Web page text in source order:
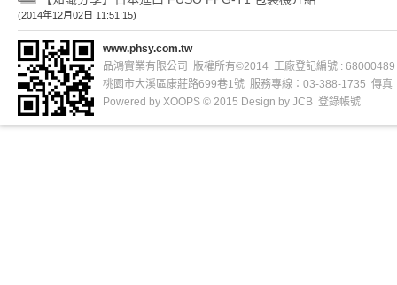
(2014年12月02日 11:51:15)
www.phsy.com.tw
品鴻實業有限公司 版權所有©2014 工廠登記編號 : 68000489
桃園市大溪區康莊路699巷1號 服務專線：03-388-1735 傳真
Powered by XOOPS © 2015 Design by JCB 登錄帳號